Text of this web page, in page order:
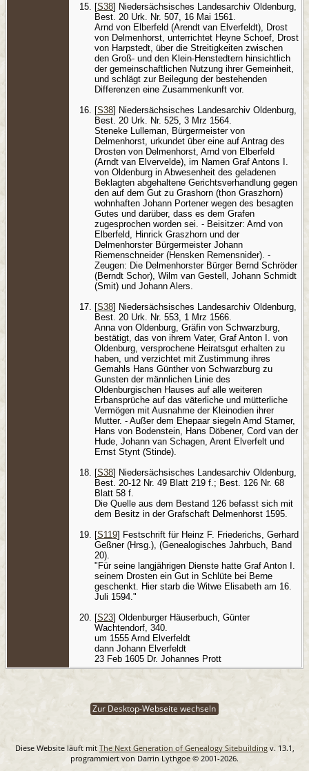
[S38] Niedersächsisches Landesarchiv Oldenburg,
Best. 20 Urk. Nr. 507, 16 Mai 1561.
Arnd von Elberfeld (Arendt van Elverfeldt), Drost
von Delmenhorst, unterrichtet Heyne Schoef, Drost
von Harpstedt, über die Streitigkeiten zwischen
den Groß- und den Klein-Henstedtern hinsichtlich
der gemeinschaftlichen Nutzung ihrer Gemeinheit,
und schlägt zur Beilegung der bestehenden
Differenzen eine Zusammenkunft vor.
[S38] Niedersächsisches Landesarchiv Oldenburg,
Best. 20 Urk. Nr. 525, 3 Mrz 1564.
Steneke Lulleman, Bürgermeister von
Delmenhorst, urkundet über eine auf Antrag des
Drosten von Delmenhorst, Arnd von Elberfeld
(Arndt van Elvervelde), im Namen Graf Antons I.
von Oldenburg in Abwesenheit des geladenen
Beklagten abgehaltene Gerichtsverhandlung gegen
den auf dem Gut zu Grashorn (thon Graszhorn)
wohnhaften Johann Portener wegen des besagten
Gutes und darüber, dass es dem Grafen
zugesprochen worden sei. - Beisitzer: Arnd von
Elberfeld, Hinrick Graszhorn und der
Delmenhorster Bürgermeister Johann
Riemenschneider (Hensken Remensnider). -
Zeugen: Die Delmenhorster Bürger Bernd Schröder
(Berndt Schor), Wilm van Gestell, Johann Schmidt
(Smit) und Johann Alers.
[S38] Niedersächsisches Landesarchiv Oldenburg,
Best. 20 Urk. Nr. 553, 1 Mrz 1566.
Anna von Oldenburg, Gräfin von Schwarzburg,
bestätigt, das von ihrem Vater, Graf Anton I. von
Oldenburg, versprochene Heiratsgut erhalten zu
haben, und verzichtet mit Zustimmung ihres
Gemahls Hans Günther von Schwarzburg zu
Gunsten der männlichen Linie des
Oldenburgischen Hauses auf alle weiteren
Erbansprüche auf das väterliche und mütterliche
Vermögen mit Ausnahme der Kleinodien ihrer
Mutter. - Außer dem Ehepaar siegeln Arnd Stamer,
Hans von Bodenstein, Hans Döbener, Cord van der
Hude, Johann van Schagen, Arent Elverfelt und
Ernst Stynt (Stinde).
[S38] Niedersächsisches Landesarchiv Oldenburg,
Best. 20-12 Nr. 49 Blatt 219 f.; Best. 126 Nr. 68
Blatt 58 f.
Die Quelle aus dem Bestand 126 befasst sich mit
dem Besitz in der Grafschaft Delmenhorst 1595.
[S119] Festschrift für Heinz F. Friederichs, Gerhard
Geßner (Hrsg.), (Genealogisches Jahrbuch, Band
20).
"Für seine langjährigen Dienste hatte Graf Anton I.
seinem Drosten ein Gut in Schlüte bei Berne
geschenkt. Hier starb die Witwe Elisabeth am 16.
Juli 1594."
[S23] Oldenburger Häuserbuch, Günter
Wachtendorf, 340.
um 1555 Arnd Elverfeldt
dann Johann Elverfeldt
23 Feb 1605 Dr. Johannes Prott
Zur Desktop-Webseite wechseln
Diese Website läuft mit The Next Generation of Genealogy Sitebuildingv. 13.1,
programmiert von Darrin Lythgoe © 2001-2026.